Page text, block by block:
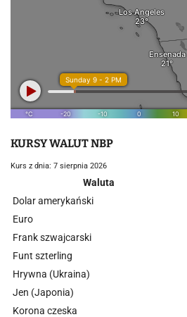
KURSY WALUT NBP
Kurs z dnia: 7 sierpnia 2026
Waluta
Dolar amerykański
Euro
Frank szwajcarski
Funt szterling
Hrywna (Ukraina)
Jen (Japonia)
Korona czeska